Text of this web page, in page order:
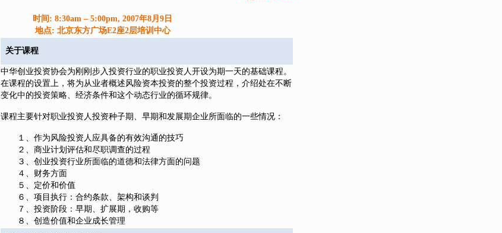
时间: 8:30am – 5:00pm, 2007年8月9日
地点: 北京东方广场E2座2层培训中心
关于课程
中华创业投资协会为刚刚步入投资行业的职业投资人开设为期一天的基础课程。
在课程的设置上，将为从业者概述风险资本投资的整个投资过程，介绍处在不断
变化中的投资策略、经济条件和这个动态行业的循环规律。
课程主要针对职业投资人投资种子期、早期和发展期企业所面临的一些情况：
１、作为风险投资人应具备的有效沟通的技巧
２、商业计划评估和尽职调查的过程
３、创业投资行业所面临的道德和法律方面的问题
４、财务方面
５、定价和价值
６、项目执行：合约条款、架构和谈判
７、投资阶段：早期、扩展期，收购等
８、创造价值和企业成长管理